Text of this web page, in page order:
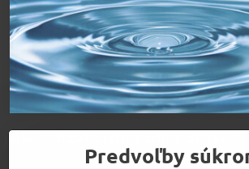
Ako udržať čistú vodu v akváriu
Predvoľby